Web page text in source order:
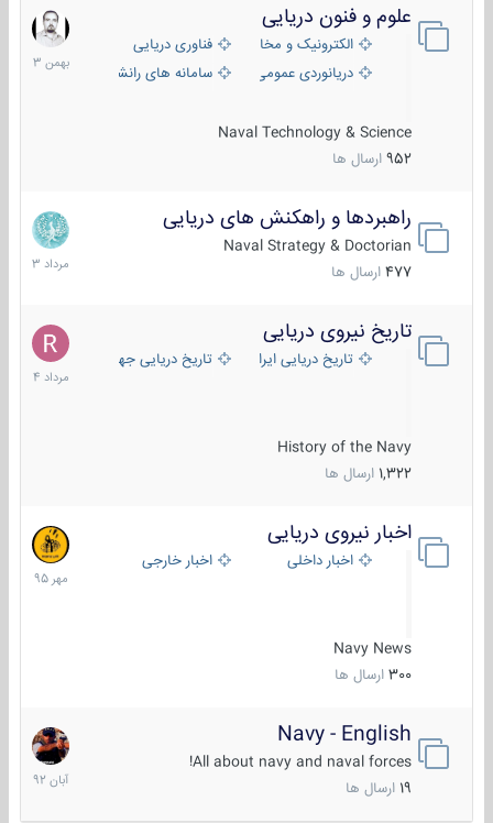
علوم و فنون دریایی
الکترونیک و مخابرات دریاییفناوری دریایی
دریانوردی عمومی
سامانه های رانشی دریایی
Naval Technology & Science
952 ارسال ها
6
بهمن
1403
راهبردها و راهکنش های دریایی
Naval Strategy & Doctorian
477 ارسال ها
2
مرداد
1403
تاریخ نیروی دریایی
تاریخ دریایی ایران تاریخ دریایی جهان
History of the Navy
1,322 ارسال ها
16
مرداد
1404
اخبار نیروی دریایی
اخبار داخلی اخبار خارجی
Navy News
300 ارسال ها
27
مهر
1395
Navy - English
All about navy and naval forces!
ارسال ها
22
آبان
1392